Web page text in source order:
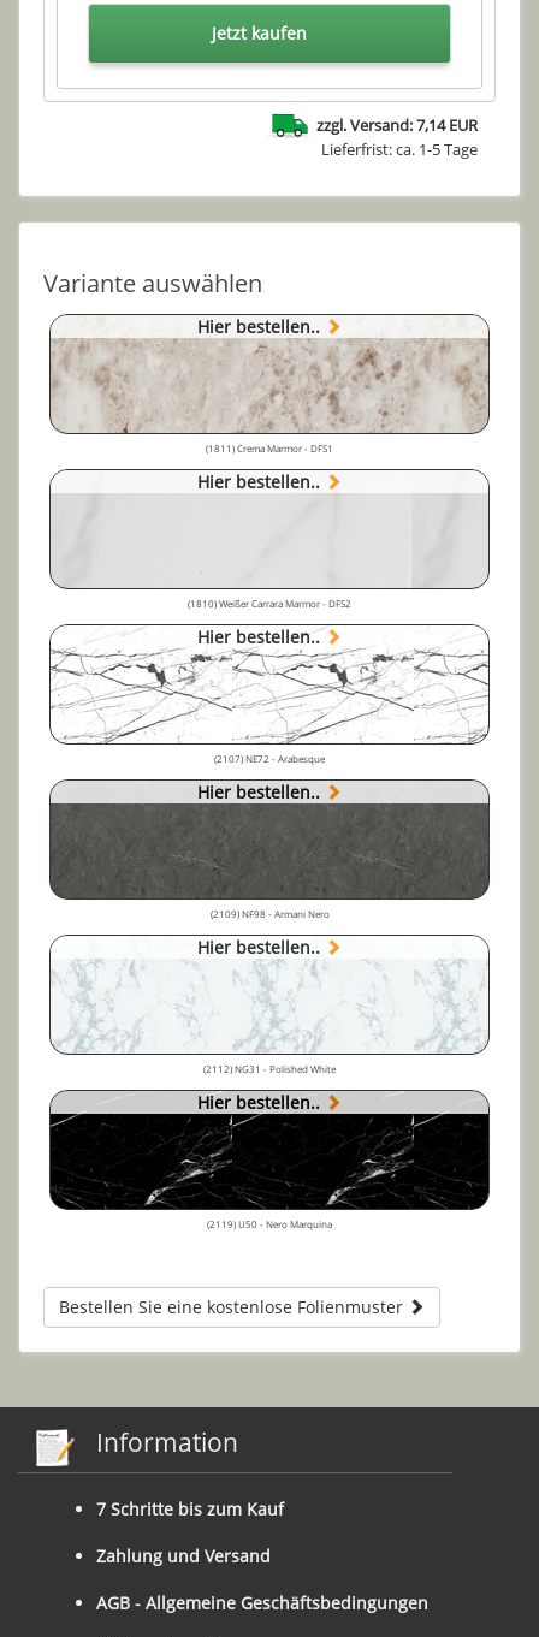
Jetzt kaufen
zzgl. Versand: 7,14 EUR
Lieferfrist: ca. 1-5 Tage
Variante auswählen
Hier bestellen..
(1811) Crema Marmor - DFS1
Hier bestellen..
(1810) Weißer Carrara Marmor - DFS2
Hier bestellen..
(2107) NE72 - Arabesque
Hier bestellen..
(2109) NF98 - Armani Nero
Hier bestellen..
(2112) NG31 - Polished White
Hier bestellen..
(2119) U50 - Nero Marquina
Bestellen Sie eine kostenlose Folienmuster
Information
7 Schritte bis zum Kauf
Zahlung und Versand
AGB - Allgemeine Geschäftsbedingungen